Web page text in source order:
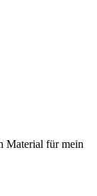
Material für mein